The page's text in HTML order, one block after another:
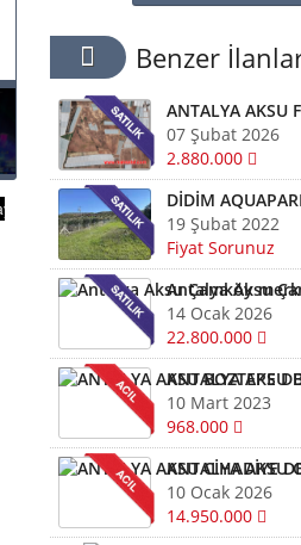
Benzer
07 Şubat 2026
2.880.000
19 Şubat 2022
Fiyat Sorunuz
14 Ocak 2026
22.800.000
10 Mart 2023
968.000
10 Ocak 2026
14.950.000